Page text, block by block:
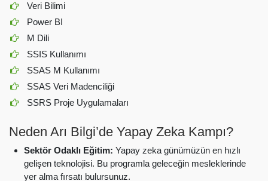
Veri Bilimi
Power BI
M Dili
SSIS Kullanımı
SSAS M Kullanımı
SSAS Veri Madenciliği
SSRS Proje Uygulamaları
Neden Arı Bilgi’de Yapay Zeka Kampı?
Sektör Odaklı Eğitim: Yapay zeka günümüzün en hızlı
gelişen teknolojisi. Bu programla geleceğin mesleklerinde
yer alma fırsatı bulursunuz.